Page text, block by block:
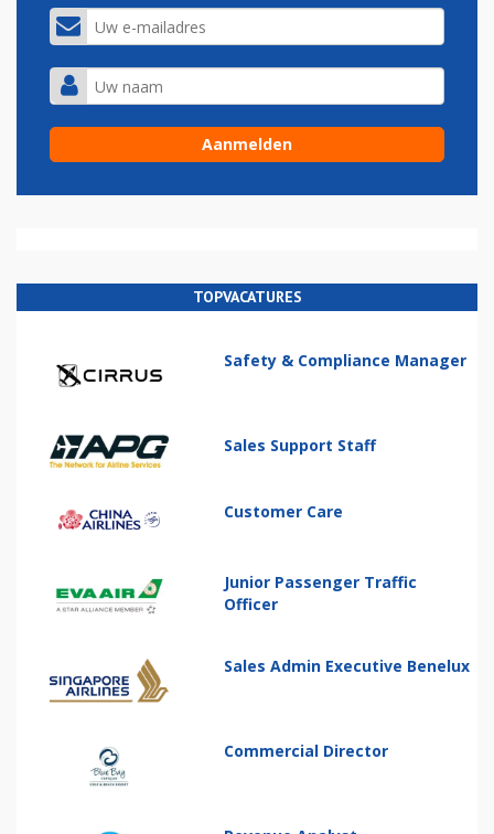
TOPVACATURES
Safety & Compliance Manager
Sales Support Staff
Customer Care
Junior Passenger Traffic
Officer
Sales Admin Executive Benelux
Commercial Director